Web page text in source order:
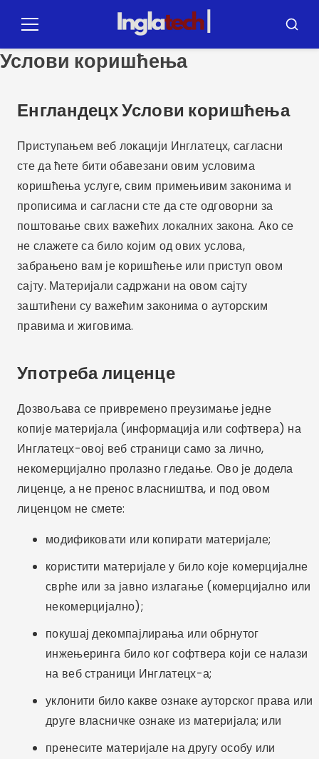
Мени
Услови коришћења
Енгландецх Услови коришћења
Приступањем веб локацији Инглатецх, сагласни
сте да ћете бити обавезани овим условима
коришћења услуге, свим примењивим законима и
прописима и сагласни сте да сте одговорни за
поштовање свих важећих локалних закона. Ако се
не слажете са било којим од ових услова,
забрањено вам је коришћење или приступ овом
сајту. Материјали садржани на овом сајту
заштићени су важећим законима о ауторским
правима и жиговима.
Употреба лиценце
Дозвољава се привремено преузимање једне
копије материјала (информација или софтвера) на
Инглатецх-овој веб страници само за лично,
некомерцијално пролазно гледање. Ово је додела
лиценце, а не пренос власништва, и под овом
лиценцом не смете:
модификовати или копирати материјале;
користити материјале у било које комерцијалне
сврһе или за јавно излагање (комерцијално или
некомерцијално);
покушај декомпајлирања или обрнутог
инжењеринга било ког софтвера који се налази
на веб страници Инглатецх-а;
уклонити било какве ознаке ауторског права или
друге власничке ознаке из материјала; или
пренесите материјале на другу особу или